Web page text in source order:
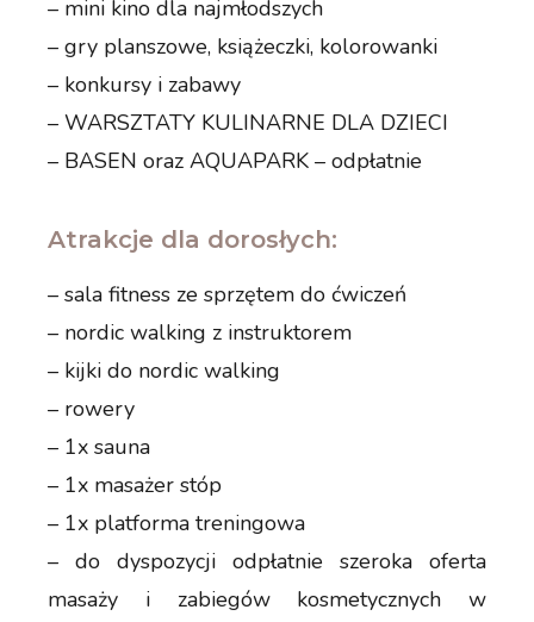
– mini kino dla najmłodszych
– gry planszowe, książeczki, kolorowanki
– konkursy i zabawy
– WARSZTATY KULINARNE DLA DZIECI
– BASEN oraz AQUAPARK – odpłatnie
Atrakcje dla dorosłych:
– sala fitness ze sprzętem do ćwiczeń
– nordic walking z instruktorem
– kijki do nordic walking
– rowery
– 1x sauna
– 1x masażer stóp
– 1x platforma treningowa
– do dyspozycji odpłatnie szeroka oferta
masaży i zabiegów kosmetycznych w